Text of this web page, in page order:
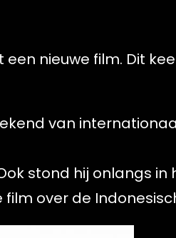
een nieuwe film. Dit
van
stond hij onlangs
film over de